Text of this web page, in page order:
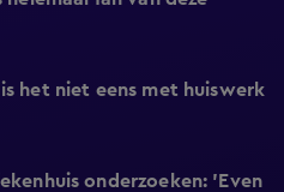
het niet eens met huiswerk
onderzoeken: 'Even